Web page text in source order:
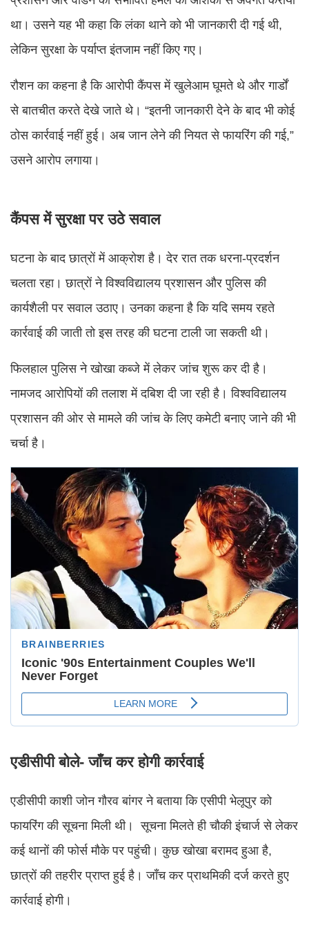
था। उसने यह भी कहा कि लंका थाने को भी जानकारी दी गई थी,
लेकिन सुरक्षा के पर्याप्त इंतजाम नहीं किए गए।
रौशन का कहना है कि आरोपी कैंपस में खुलेआम घूमते थे और गार्डों
से बातचीत करते देखे जाते थे। “इतनी जानकारी देने के बाद भी कोई
ठोस कार्रवाई नहीं हुई। अब जान लेने की नियत से फायरिंग की गई,”
उसने आरोप लगाया।
कैंपस में सुरक्षा पर उठे सवाल
घटना के बाद छात्रों में आक्रोश है। देर रात तक धरना-प्रदर्शन
चलता रहा। छात्रों ने विश्वविद्यालय प्रशासन और पुलिस की
कार्यशैली पर सवाल उठाए। उनका कहना है कि यदि समय रहते
कार्रवाई की जाती तो इस तरह की घटना टाली जा सकती थी।
फिलहाल पुलिस ने खोखा कब्जे में लेकर जांच शुरू कर दी है।
नामजद आरोपियों की तलाश में दबिश दी जा रही है। विश्वविद्यालय
प्रशासन की ओर से मामले की जांच के लिए कमेटी बनाए जाने की भी
चर्चा है।
एडीसीपी बोले- जाँच कर होगी कार्रवाई
एडीसीपी काशी जोन गौरव बांगर ने बताया कि एसीपी भेलूपुर को
फायरिंग की सूचना मिली थी। सूचना मिलते ही चौकी इंचार्ज से लेकर
कई थानों की फोर्स मौके पर पहुंची। कुछ खोखा बरामद हुआ है,
छात्रों की तहरीर प्राप्त हुई है। जाँच कर प्राथमिकी दर्ज करते हुए
कार्रवाई होगी।